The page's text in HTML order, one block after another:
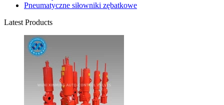
Pneumatyczne siłowniki zębatkowe
Latest Products